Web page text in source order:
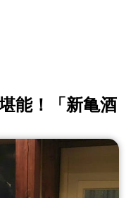
能！「新亀酒